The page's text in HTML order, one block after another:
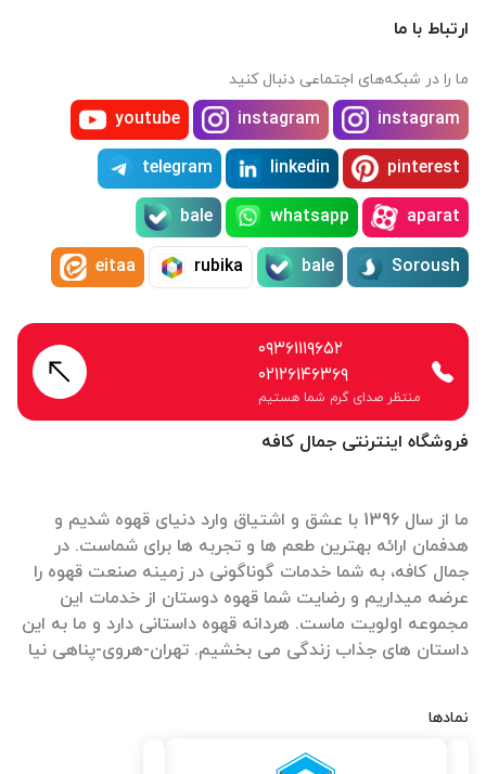
فروشگاه اینترنتی جمال کافه
ما از سال 1396 با عشق و اشتیاق وارد دنیای قهوه شدیم و
هدفمان ارائه بهترین طعم ها و تجربه ها برای شماست. در
جمال کافه، به شما خدمات گوناگونی در زمینه صنعت قهوه را
عرضه میداریم و رضایت شما قهوه دوستان از خدمات این
مجموعه اولویت ماست. هردانه قهوه داستانی دارد و ما به این
داستان های جذاب زندگی می بخشیم. تهران-هروی-پناهی نیا
نمادها
ارتباط با ما
ما را در شبکه‌های اجتماعی دنبال کنید
instagram
instagram
youtube
pinterest
linkedin
telegram
aparat
whatsapp
bale
Soroush
bale
rubika
eitaa
۰۹۳۶۱۱۱۹۶۵۲
۰۲۱۲۶۱۴۶۳۶۹
منتظر صدای گرم شما هستیم